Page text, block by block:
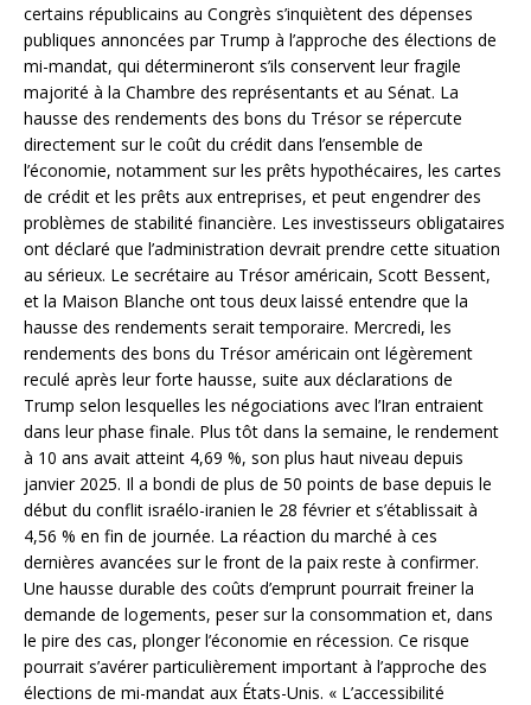
certains républicains au Congrès s’inquiètent des dépenses
publiques annoncées par Trump à l’approche des élections de
mi-mandat, qui détermineront s’ils conservent leur fragile
majorité à la Chambre des représentants et au Sénat. La
hausse des rendements des bons du Trésor se répercute
directement sur le coût du crédit dans l’ensemble de
l’économie, notamment sur les prêts hypothécaires, les cartes
de crédit et les prêts aux entreprises, et peut engendrer des
problèmes de stabilité financière. Les investisseurs obligataires
ont déclaré que l’administration devrait prendre cette situation
au sérieux. Le secrétaire au Trésor américain, Scott Bessent,
et la Maison Blanche ont tous deux laissé entendre que la
hausse des rendements serait temporaire. Mercredi, les
rendements des bons du Trésor américain ont légèrement
reculé après leur forte hausse, suite aux déclarations de
Trump selon lesquelles les négociations avec l’Iran entraient
dans leur phase finale. Plus tôt dans la semaine, le rendement
à 10 ans avait atteint 4,69 %, son plus haut niveau depuis
janvier 2025. Il a bondi de plus de 50 points de base depuis le
début du conflit israélo-iranien le 28 février et s’établissait à
4,56 % en fin de journée. La réaction du marché à ces
dernières avancées sur le front de la paix reste à confirmer.
Une hausse durable des coûts d’emprunt pourrait freiner la
demande de logements, peser sur la consommation et, dans
le pire des cas, plonger l’économie en récession. Ce risque
pourrait s’avérer particulièrement important à l’approche des
élections de mi-mandat aux États-Unis. « L’accessibilité